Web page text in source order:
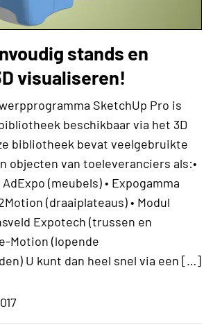
stands en
visualiseren!
SketchUp Pro is
beschikbaar via het 3D
bibliotheek bevat veelgebruikte
objecten van toeleveranciers als:•
(meubels) • Expogamma
(draaiplateaus) • Modul
Expotech (trussen en
Motion (lopende
U kunt dan heel snel via een […]